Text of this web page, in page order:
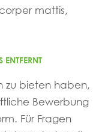
mattis,
zu bieten haben,
Bewerbung
Für Fragen